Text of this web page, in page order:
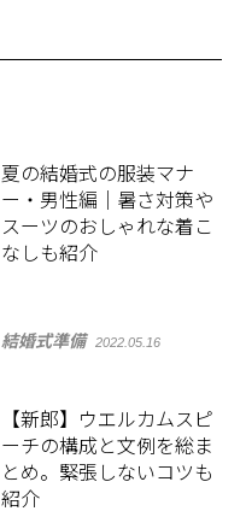
夏の結婚式の服装マナ
ー・男性編｜暑さ対策や
スーツのおしゃれな着こ
なしも紹介
結婚式準備 2022.05.16
【新郎】ウエルカムスピ
ーチの構成と文例を総ま
とめ。緊張しないコツも
紹介